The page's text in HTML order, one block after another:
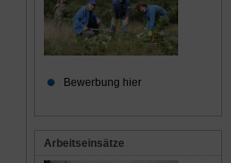
Bewerbung hier
Arbeitseinsätze